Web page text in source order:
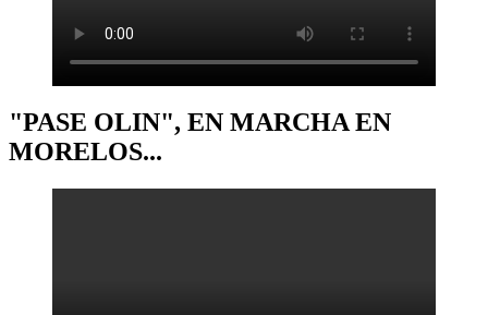
"PASE OLIN", EN MARCHA EN
MORELOS...